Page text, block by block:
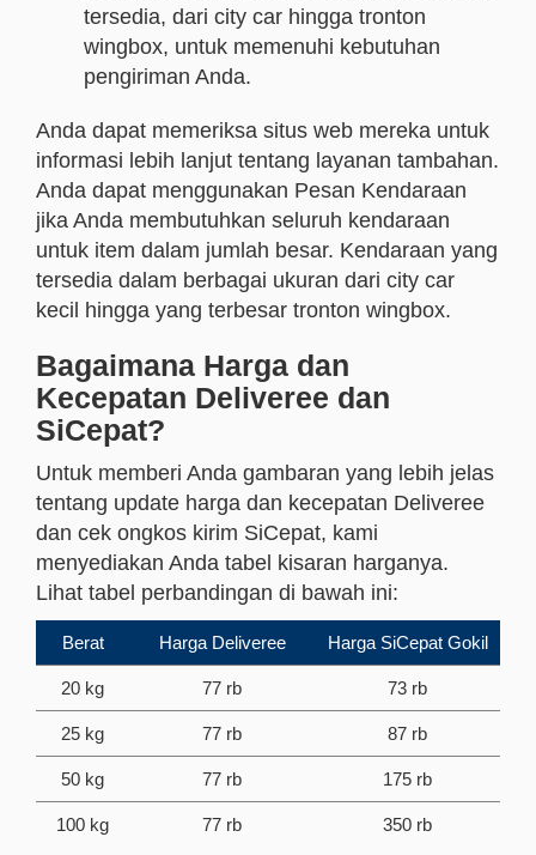
tersedia, dari city car hingga tronton
wingbox, untuk memenuhi kebutuhan
pengiriman Anda.
Anda dapat memeriksa situs web mereka untuk
informasi lebih lanjut tentang layanan tambahan.
Anda dapat menggunakan Pesan Kendaraan
jika Anda membutuhkan seluruh kendaraan
untuk item dalam jumlah besar. Kendaraan yang
tersedia dalam berbagai ukuran dari city car
kecil hingga yang terbesar tronton wingbox.
Bagaimana Harga dan
Kecepatan Deliveree dan
SiCepat?
Untuk memberi Anda gambaran yang lebih jelas
tentang update harga dan kecepatan Deliveree
dan cek ongkos kirim SiCepat, kami
menyediakan Anda tabel kisaran harganya.
Lihat tabel perbandingan di bawah ini:
Berat Harga Deliveree Harga SiCepat Gokil
20 kg 77 rb 73 rb
25 kg 77 rb 87 rb
50 kg 77 rb 175 rb
100 kg 77 rb 350 rb